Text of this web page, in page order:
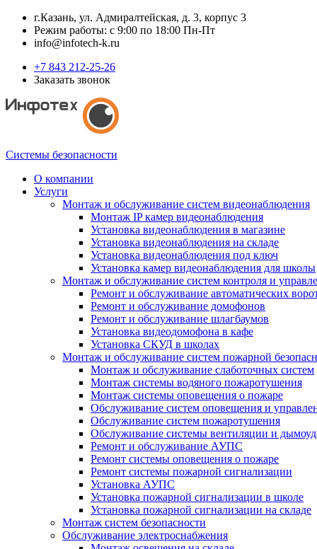
г.Казань, ул. Адмиралтейская, д. 3, корпус 3
Режим работы: с 9:00 по 18:00 Пн-Пт
info@infotech-k.ru
+7 843 212-25-26
Заказать звонок
Системы безопасности
О компании
Услуги
Монтаж и обслуживание систем видеонаблюдения
Монтаж IP камер видеонаблюдения
Установка видеонаблюдения в магазине
Установка видеонаблюдения на складе
Установка видеонаблюдения под ключ
Установка камер видеонаблюдения для школы
Монтаж и обслуживание систем контроля и
Ремонт и обслуживание автоматических
Ремонт и обслуживание домофонов
Ремонт и обслуживание шлагбаумов
Установка видеодомофона в кафе
Установка СКУД в школах
Монтаж и обслуживание систем пожарной
Монтаж и обслуживание слаботочных систем
Монтаж системы водяного пожаротушения
Монтаж системы оповещения о пожаре
Обслуживание систем оповещения и
Обслуживание систем пожаротушения
Обслуживание системы вентиляции и
Ремонт и обслуживание АУПС
Ремонт системы оповещения о пожаре
Ремонт системы пожарной сигнализации
Установка АУПС
Установка пожарной сигнализации в школе
Установка пожарной сигнализации на складе
Монтаж систем безопасности
Обслуживание электроснабжения